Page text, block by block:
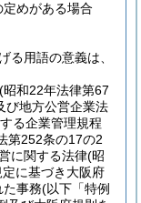
めがある場合
る用語の意義は、
(昭和22年法律第67
び地方公営企業法
る企業管理規程
第252条の17の2
に関する法律(昭
に基づき大阪府
事務(以下「特例